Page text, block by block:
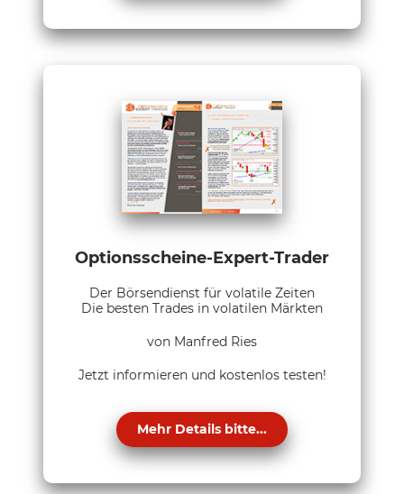
Optionsscheine-Expert-Trader
Der Börsendienst für volatile Zeiten
Die besten Trades in volatilen Märkten
von Manfred Ries
Jetzt informieren und kostenlos testen!
Mehr Details bitte...